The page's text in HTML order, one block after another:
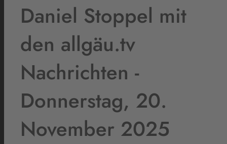
Daniel Stoppel mit
den allgäu.tv
Nachrichten -
Donnerstag, 20.
November 2025